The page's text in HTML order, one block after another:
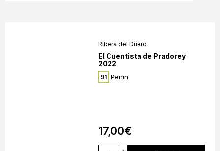
Ribera del Duero
El Cuentista de Pradorey
2022
91 Peñin
17,00€